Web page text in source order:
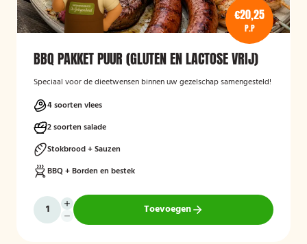
€20,25
P.P
BBQ PAKKET PUUR (GLUTEN EN LACTOSE VRIJ)
Speciaal voor de dieetwensen binnen uw gezelschap samengesteld!
4 soorten vlees
2 soorten salade
Stokbrood + Sauzen
BBQ + Borden en bestek
Toevoegen